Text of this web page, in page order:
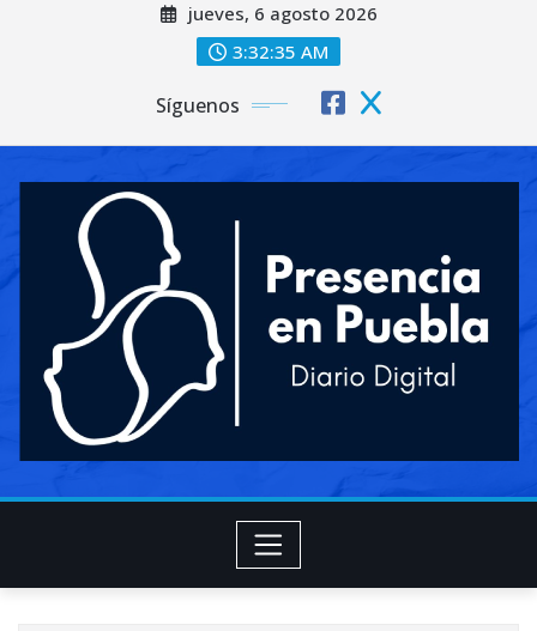
jueves, 6 agosto 2026
3:32:37 AM
Síguenos